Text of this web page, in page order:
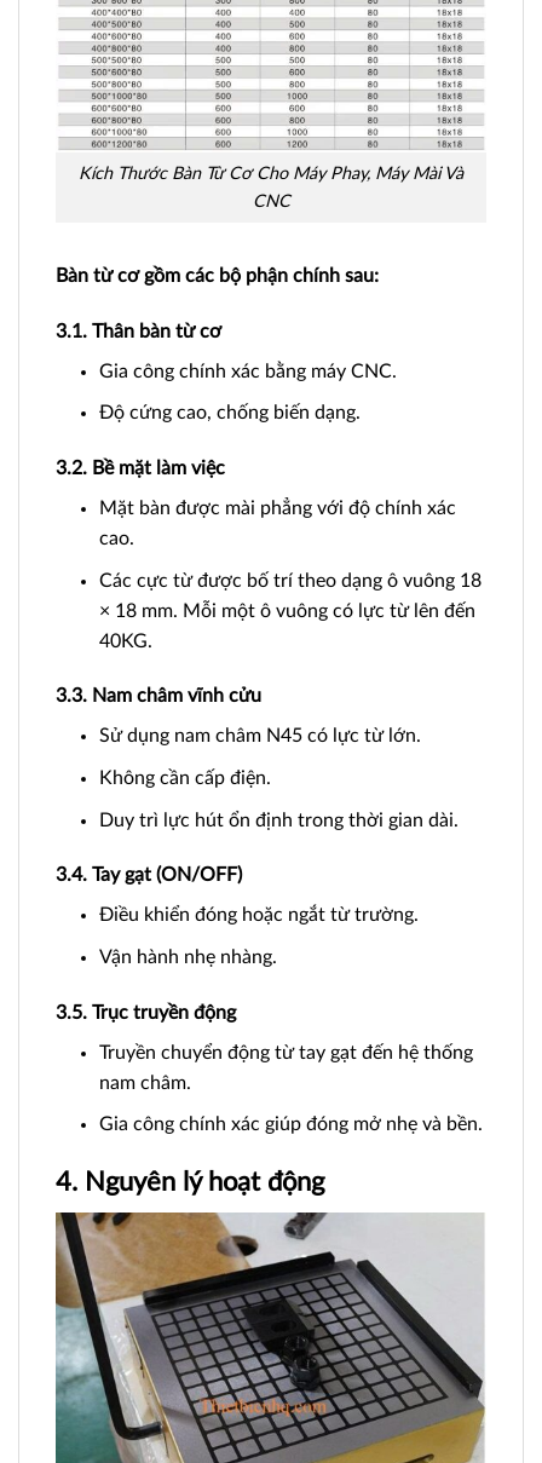
Kích Thước Bàn Từ Cơ Cho Máy Phay, Máy Mài Và
CNC
Bàn từ cơ gồm các bộ phận chính sau:
3.1. Thân bàn từ cơ
Gia công chính xác bằng máy CNC.
Độ cứng cao, chống biến dạng.
3.2. Bề mặt làm việc
Mặt bàn được mài phẳng với độ chính xác
cao.
Các cực từ được bố trí theo dạng ô vuông 18
× 18 mm. Mỗi một ô vuông có lực từ lên đến
40KG.
3.3. Nam châm vĩnh cửu
Sử dụng nam châm N45 có lực từ lớn.
Không cần cấp điện.
Duy trì lực hút ổn định trong thời gian dài.
3.4. Tay gạt (ON/OFF)
Điều khiển đóng hoặc ngắt từ trường.
Vận hành nhẹ nhàng.
3.5. Trục truyền động
Truyền chuyển động từ tay gạt đến hệ thống
nam châm.
Gia công chính xác giúp đóng mở nhẹ và bền.
4. Nguyên lý hoạt động